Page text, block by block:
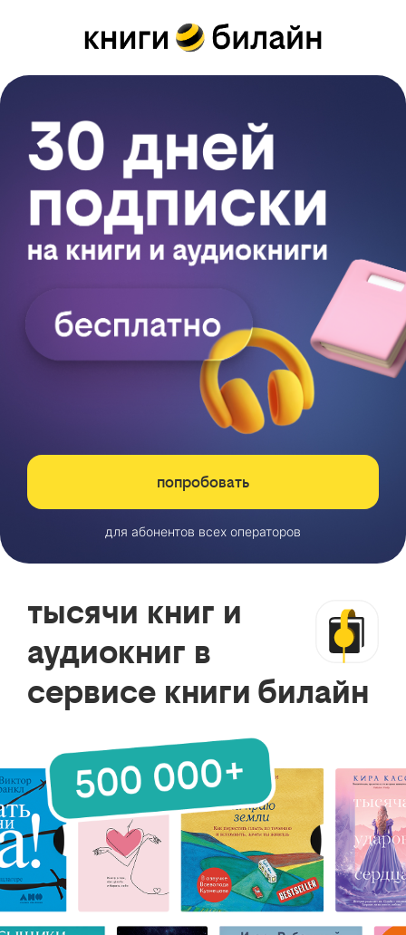
попробовать
для абонентов всех операторов
тысячи книг и
аудиокниг в
сервисе книги билайн